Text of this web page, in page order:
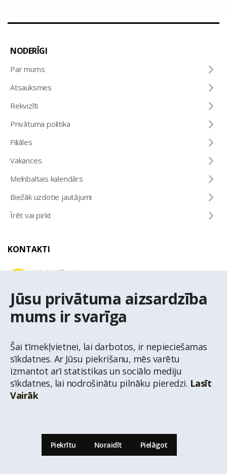
Jūsu privātuma aizsardzība
mums ir svarīga
Šai tīmekļvietnei, lai darbotos, ir nepieciešamas
sīkdatnes. Ar Jūsu piekrišanu, mēs varētu
izmantot arī statistikas un sociālo mediju
sīkdatnes, lai nodrošinātu pilnāku pieredzi. Lasīt
Vairāk
Piekrītu Noraidīt Pielāgot
© Nekustamo īpašumu aģentūra Latio.
NODERĪGI
Par mums
Atsauksmes
Rekvizīti
Privātuma politika
Filiāles
Vakances
Melnbaltais kalendārs
Biežāk uzdotie jautājumi
Īrēt vai pirkt
KONTAKTI
Uzziņu tālrunis
E-pasta adrese
latio@latio.lv